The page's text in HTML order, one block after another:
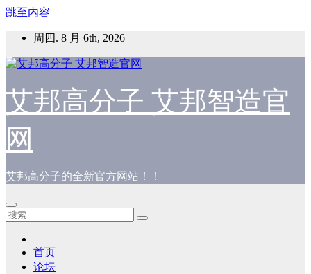
跳至内容
周四. 8 月 6th, 2026
艾邦高分子 艾邦智造官
网
艾邦高分子的全新官方网站！！
首页
论坛